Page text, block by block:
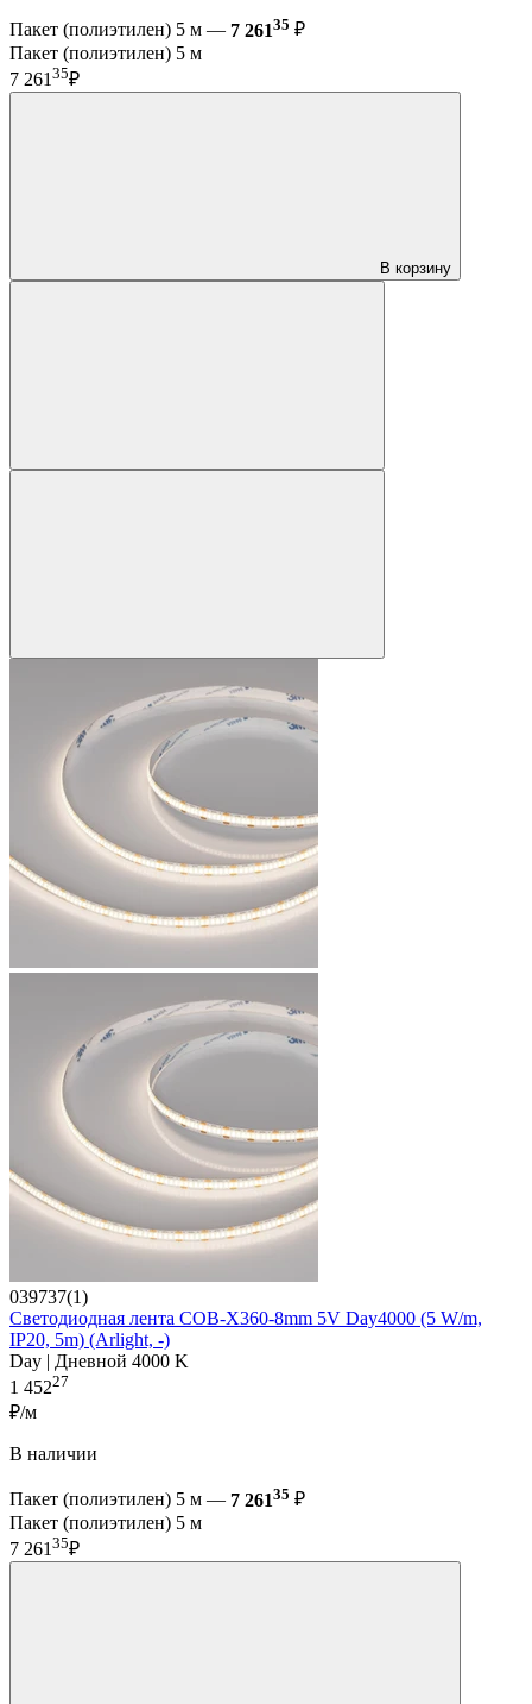
Пакет (полиэтилен) 5 м — 7 26135 ₽
Пакет (полиэтилен) 5 м
7 261 35₽
В корзину
039737(1)
Светодиодная лента COB-X360-8mm 5V Day4000 (5 W/m,
IP20, 5m) (Arlight, -)
Day | Дневной 4000 K
1 45227
₽/м
В наличии
Пакет (полиэтилен) 5 м — 7 26135 ₽
Пакет (полиэтилен) 5 м
7 261 35₽